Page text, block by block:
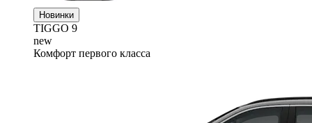
Новинки
TIGGO 9
new
Комфорт первого класса